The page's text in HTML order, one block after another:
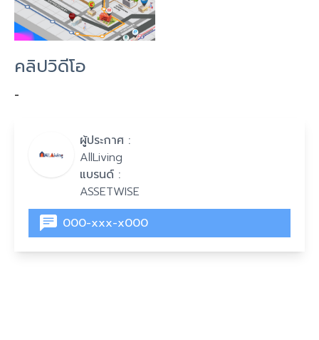
คลิปวิดีโอ
-
ผู้ประกาศ :
AllLiving
แบรนด์ :
ASSETWISE
000-xxx-x000